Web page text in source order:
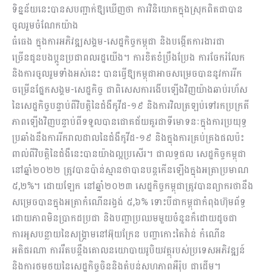
ទិន្នន័យ​នេះបាន​​សបញ្ជាក់​ឱ្យ​ឃើញថា ​ការ​វិនិយោគ​ក្នុង​ស្រុក​ពិតជា​បាន
ចូលរួម​ចំណែក​យ៉ាង
ធំធេង ក្នុ​ង​ការអភិវឌ្ឍសង្គម-​សេដ្ឋកិច្ច​កម្ពុជា និងបង្កើតការងារជា
ច្រើនជូនបងប្អូនប្រជាពលរដ្ឋយើង​។ ការ​ខិតខំ​​​ប្រឹង​ប្រែង​ ការចែក​រំលែក
និងការចូលរួមទាំងអស់នេះ បាន​ធ្វើឱ្យ​កម្ពុជា​​អាច​សម្រេច​បាន​នូវ​ការរីក​
ចម្រើនផ្នែក​សង្គម​-សេដ្ឋកិច្ច ជាពិសេស​ការងើបឡើង​វិញយ៉ាងឆាប់រហ័ស​
នៃសេដ្ឋកិច្ចបន្ទាប់ពី​វិបត្តិ​នៃ​​ជំងឺកូវីដ-១៩ និងការវិលត្រឡប់ទៅរកប្រក្រតី
ភាពឡើងវិញបន្ទាប់ពីទទួលបាន​ជោគជ័យ​គួរជា​ទី​មោទនៈ​ក្នុង​ការប្រយុទ្ធ
ប្រឆាំងនឹងការរីករាលដាលនៃជំងឺកូវីដ-១៩ និង​ក្នុងការ​គ្រប់គ្រង​ផល​ប៉ះ
ពាល់​ពីវិបត្តិ​នៃជំងឺ​នេះបាន​យ៉ាងល្អប្រសើរ​។ ជា​លទ្ធផល សេដ្ឋកិច្ចកម្ពុជា
នៅឆ្នាំ២០២២ ត្រូវបានប៉ាន់ស្មានថាបានបន្តកើនឡើងក្នុងអត្រាប្រមាណ
៥,២%។ ដោយឡែក នៅឆ្នាំ២០២៣ សេដ្ឋកិច្ចកម្ពុជាត្រូវបានព្យាករថានឹង
សម្រេចបានក្នុងអត្រាកំណើនរង្វង់ ៥,៦% ទោះបីជាកម្ពុជាកំពុងហ៊ុមព័ទ្ធ
ដោយភាពមិនប្រាកដប្រជា​ និងបញ្ហាប្រឈមមួយចំនួនក៏ដោយដូចជា
ការអូសបន្លាយនៃសង្គ្រាមនៅអ៊ុយក្រែន បញ្ហា​កោះ​តៃវ៉ាន់​ កំណើន​
អតិផរណា ការរឹតបន្តឹងគោលនយោបាយរូបិយវត្ថុរបស់ប្រទេសអភិវឌ្ឍន៍
និងការថមថយនៃ​សេដ្ឋកិច្ច​ចិននិង​តំបន់សហភាពអឺរ៉ុប ជាដើម។